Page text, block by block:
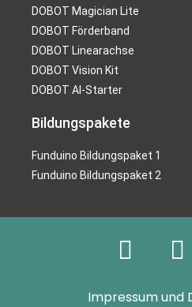
DOBOT Magician Lite
DOBOT Förderband
DOBOT Linearachse
DOBOT Vision Kit
DOBOT AI-Starter
Bildungspakete
Funduino Bildungspaket 1
Funduino Bildungspaket 2
Impressum und